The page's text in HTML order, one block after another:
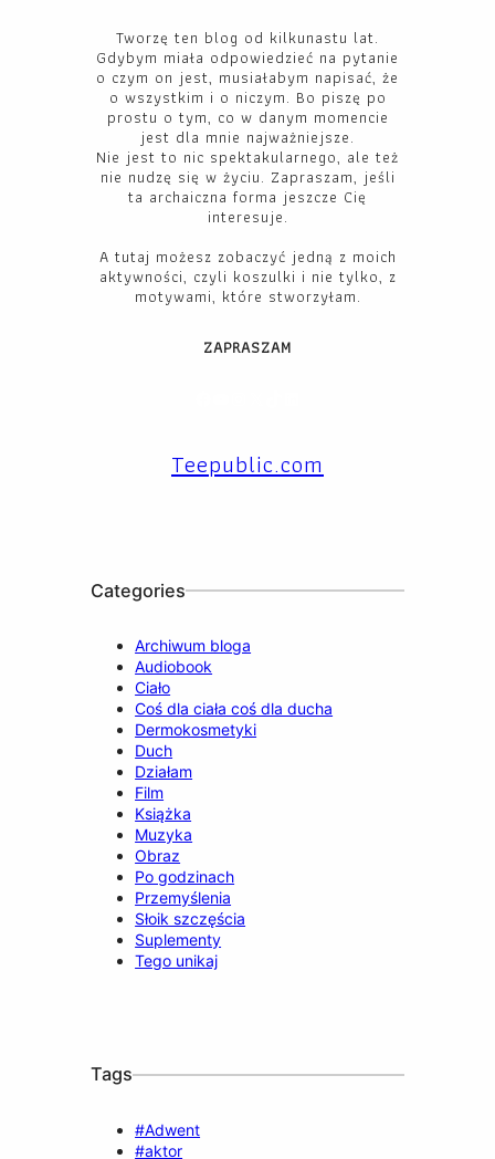
Tworzę ten blog od kilkunastu lat.
Gdybym miała odpowiedzieć na pytanie
o czym on jest, musiałabym napisać, że
o wszystkim i o niczym. Bo piszę po
prostu o tym, co w danym momencie
jest dla mnie najważniejsze.
Nie jest to nic spektakularnego, ale też
nie nudzę się w życiu. Zapraszam, jeśli
ta archaiczna forma jeszcze Cię
interesuje.
A tutaj możesz zobaczyć jedną z moich
aktywności, czyli koszulki i nie tylko, z
motywami, które stworzyłam.
ZAPRASZAM
Teepublic.com
Categories
Archiwum bloga
Audiobook
Ciało
Coś dla ciała coś dla ducha
Dermokosmetyki
Duch
Działam
Film
Książka
Muzyka
Obraz
Po godzinach
Przemyślenia
Słoik szczęścia
Suplementy
Tego unikaj
Tags
#Adwent
#aktor